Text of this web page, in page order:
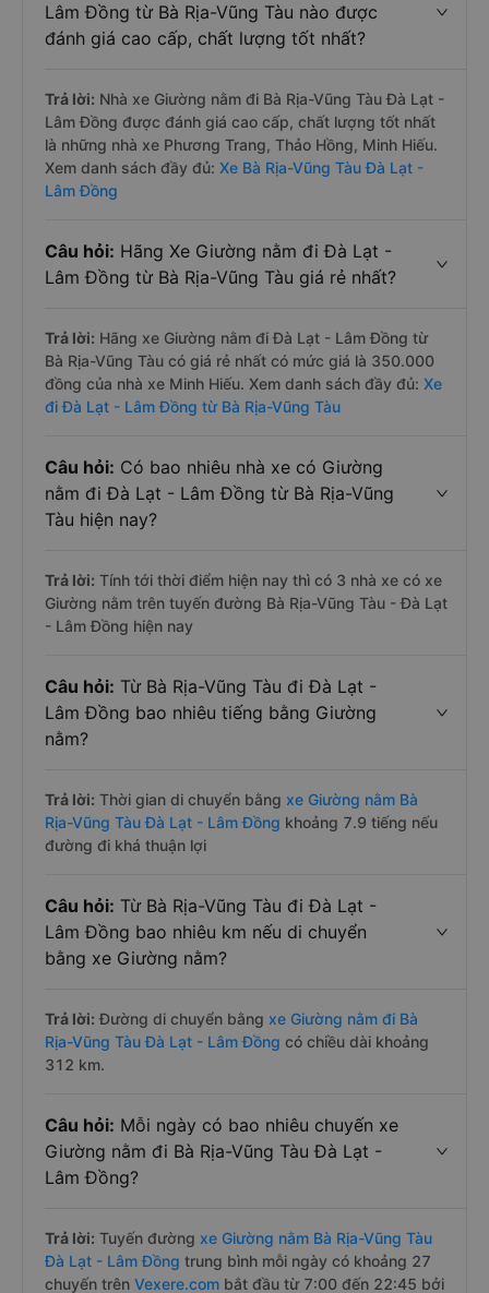
Lâm Đồng từ Bà Rịa-Vũng Tàu nào được
đánh giá cao cấp, chất lượng tốt nhất?
Trả lời: Nhà xe Giường nằm đi Bà Rịa-Vũng Tàu Đà Lạt -
Lâm Đồng được đánh giá cao cấp, chất lượng tốt nhất
là những nhà xe Phương Trang, Thảo Hồng, Minh Hiếu.
Xem danh sách đầy đủ: Xe Bà Rịa-Vũng Tàu Đà Lạt -
Lâm Đồng
Câu hỏi: Hãng Xe Giường nằm đi Đà Lạt -
Lâm Đồng từ Bà Rịa-Vũng Tàu giá rẻ nhất?
Trả lời: Hãng xe Giường nằm đi Đà Lạt - Lâm Đồng từ
Bà Rịa-Vũng Tàu có giá rẻ nhất có mức giá là 350.000
đồng của nhà xe Minh Hiếu. Xem danh sách đầy đủ: Xe
đi Đà Lạt - Lâm Đồng từ Bà Rịa-Vũng Tàu
Câu hỏi: Có bao nhiêu nhà xe có Giường
nằm đi Đà Lạt - Lâm Đồng từ Bà Rịa-Vũng
Tàu hiện nay?
Trả lời: Tính tới thời điểm hiện nay thì có 3 nhà xe có xe
Giường nằm trên tuyến đường Bà Rịa-Vũng Tàu - Đà Lạt
- Lâm Đồng hiện nay
Câu hỏi: Từ Bà Rịa-Vũng Tàu đi Đà Lạt -
Lâm Đồng bao nhiêu tiếng bằng Giường
nằm?
Trả lời: Thời gian di chuyển bằng xe Giường nằm Bà
Rịa-Vũng Tàu Đà Lạt - Lâm Đồng khoảng 7.9 tiếng nếu
đường đi khá thuận lợi
Câu hỏi: Từ Bà Rịa-Vũng Tàu đi Đà Lạt -
Lâm Đồng bao nhiêu km nếu di chuyển
bằng xe Giường nằm?
Trả lời: Đường di chuyển bằng xe Giường nằm đi Bà
Rịa-Vũng Tàu Đà Lạt - Lâm Đồng có chiều dài khoảng
312 km.
Câu hỏi: Mỗi ngày có bao nhiêu chuyến xe
Giường nằm đi Bà Rịa-Vũng Tàu Đà Lạt -
Lâm Đồng?
Trả lời: Tuyến đường xe Giường nằm Bà Rịa-Vũng Tàu
Đà Lạt - Lâm Đồng trung bình mỗi ngày có khoảng 27
chuyến trên Vexere.com bắt đầu từ 7:00 đến 22:45 bởi